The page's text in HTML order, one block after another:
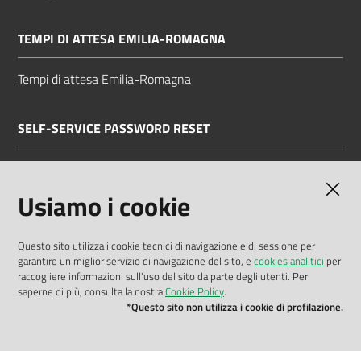
TEMPI DI ATTESA EMILIA-ROMAGNA
Tempi di attesa Emilia-Romagna
SELF-SERVICE PASSWORD RESET
Dichiarazione di accessibilità
Privacy policy
Usiamo i cookie
Questo sito utilizza i cookie tecnici di navigazione e di sessione per
garantire un miglior servizio di navigazione del sito, e cookies analitici per
raccogliere informazioni sull'uso del sito da parte degli utenti. Per
saperne di più, consulta la nostraCookie Policy.
*Questo sito non utilizza i cookie di profilazione.